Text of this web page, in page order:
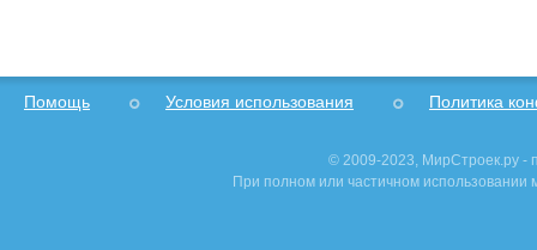
Помощь Условия использования Политика
© 2009-2023, МирСтроек.ру -
При полном или частичном использовании